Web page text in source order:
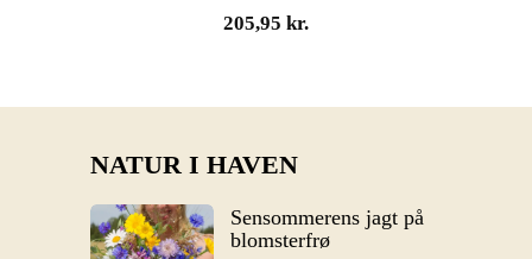
205,95 kr.
NATUR I HAVEN
Sensommerens jagt på
blomsterfrø